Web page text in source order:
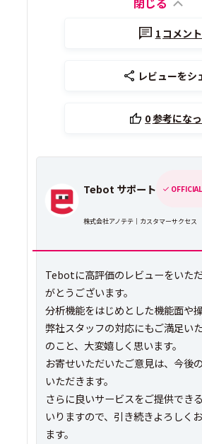
1 コメント
レビューをシ
0参考にな
Tebot サポート
株式会社アノテテ｜カスタマーサクセス
Tebotに高評価のレビューをいた
がとうございます。
分析機能をはじめとした機能面や
弊社スタッフの対応にもご満足い
のこと、大変嬉しく思います。
お寄せいただいたご意見は、今後
いただきます。
さらに良いサービスをご提供でき
いりますので、引き続きよろしく
ます。